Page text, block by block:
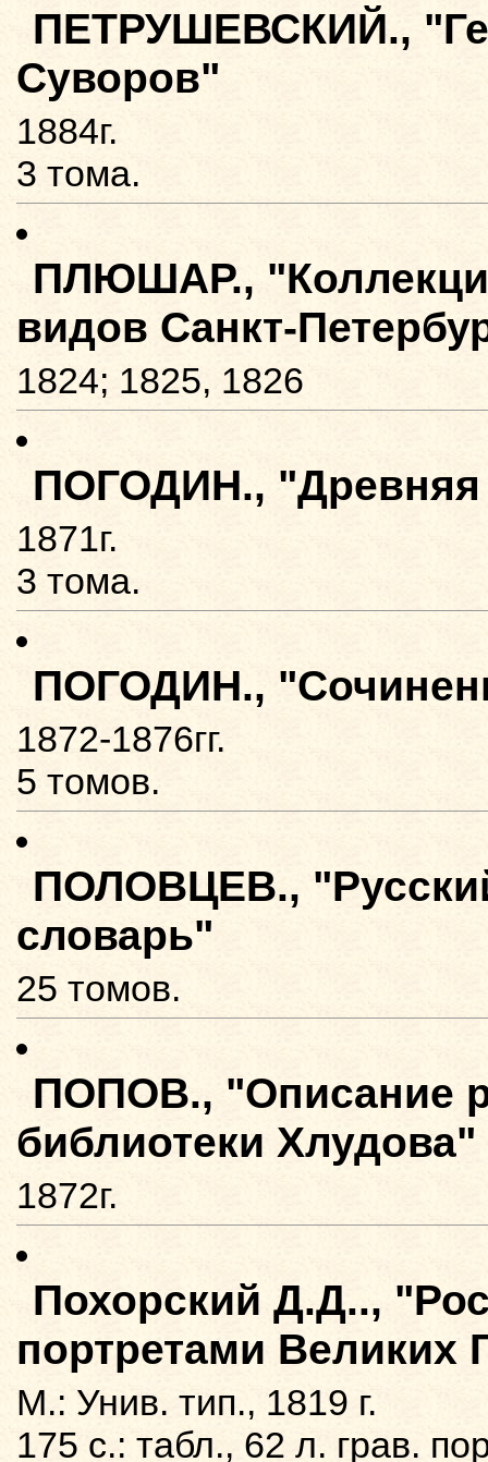
ПЕТРУШЕВСКИЙ.,
Суворов"
1884г.
3 тома.
ПЛЮШАР.,
видов Санкт-
1824; 1825, 1826
ПОГОДИН., "Древняя
1871г.
3 тома.
ПОГОДИН.,
1872-1876гг.
5 томов.
ПОЛОВЦЕВ.,
словарь"
25 томов.
ПОПОВ., "Описание
библиотеки Хлудова"
1872г.
Похорский Д.Д..,
портретами Великих
М.: Унив. тип., 1819 г.
175 с.: табл., 62 л. грав.